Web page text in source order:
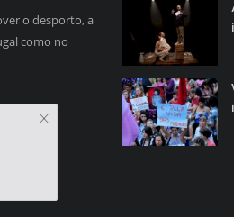
o desporto, a
como no